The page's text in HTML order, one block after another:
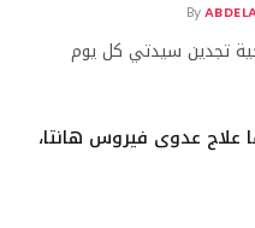
By
تجدين سيدتي كل يوم
عدوى فيروس هانتا،